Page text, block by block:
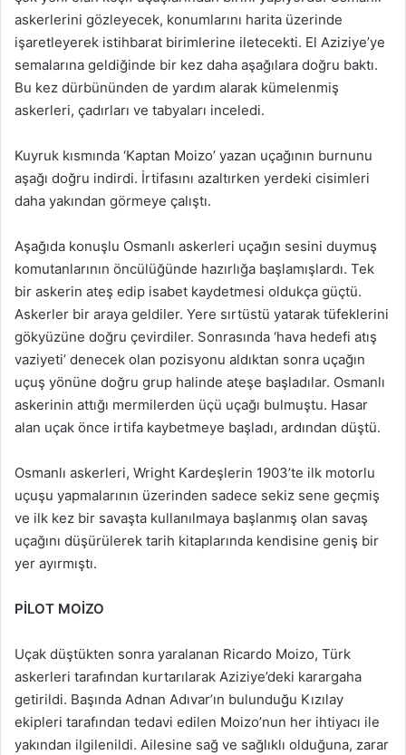
askerlerini gözleyecek, konumlarını harita üzerinde
işaretleyerek istihbarat birimlerine iletecekti. El Aziziye’ye
semalarına geldiğinde bir kez daha aşağılara doğru baktı.
Bu kez dürbününden de yardım alarak kümelenmiş
askerleri, çadırları ve tabyaları inceledi.
Kuyruk kısmında ‘Kaptan Moizo’ yazan uçağının burnunu
aşağı doğru indirdi. İrtifasını azaltırken yerdeki cisimleri
daha yakından görmeye çalıştı.
Aşağıda konuşlu Osmanlı askerleri uçağın sesini duymuş
komutanlarının öncülüğünde hazırlığa başlamışlardı. Tek
bir askerin ateş edip isabet kaydetmesi oldukça güçtü.
Askerler bir araya geldiler. Yere sırtüstü yatarak tüfeklerini
gökyüzüne doğru çevirdiler. Sonrasında ‘hava hedefi atış
vaziyeti’ denecek olan pozisyonu aldıktan sonra uçağın
uçuş yönüne doğru grup halinde ateşe başladılar. Osmanlı
askerinin attığı mermilerden üçü uçağı bulmuştu. Hasar
alan uçak önce irtifa kaybetmeye başladı, ardından düştü.
Osmanlı askerleri, Wright Kardeşlerin 1903’te ilk motorlu
uçuşu yapmalarının üzerinden sadece sekiz sene geçmiş
ve ilk kez bir savaşta kullanılmaya başlanmış olan savaş
uçağını düşürülerek tarih kitaplarında kendisine geniş bir
yer ayırmıştı.
PİLOT MOİZO
Uçak düştükten sonra yaralanan Ricardo Moizo, Türk
askerleri tarafından kurtarılarak Aziziye’deki karargaha
getirildi. Başında Adnan Adıvar’ın bulunduğu Kızılay
ekipleri tarafından tedavi edilen Moizo’nun her ihtiyacı ile
yakından ilgilenildi. Ailesine sağ ve sağlıklı olduğuna, zarar